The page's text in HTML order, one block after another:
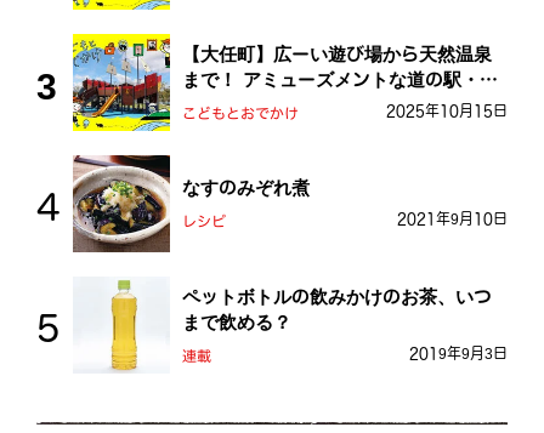
【大任町】広ーい遊び場から天然温泉
まで！ アミューズメントな道の駅・お
おとう桜街道
こどもとおでかけ 2025年10月15日
なすのみぞれ煮
レシピ 2021年9月10日
ペットボトルの飲みかけのお茶、いつ
まで飲める？
連載 2019年9月3日